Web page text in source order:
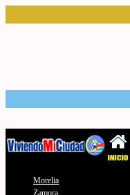
Morelia